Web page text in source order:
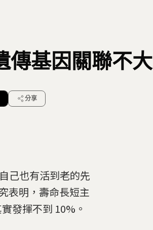
傳基因關聯不大
分享
己也有活到老的先
表明，壽命長短主
發揮不到 10%。